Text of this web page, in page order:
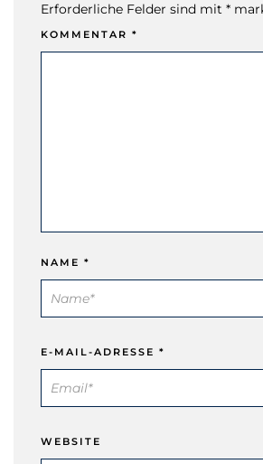
Erforderliche Felder sind mit *
KOMMENTAR *
NAME *
E-MAIL-ADRESSE *
WEBSITE